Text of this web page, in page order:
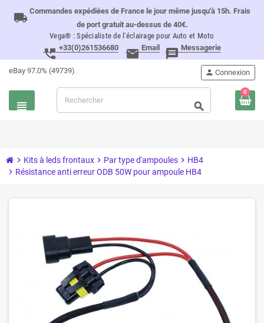
local_shipping Commandes expédiées de France le jour même jusqu'à 15h. Frais
de port gratuit au-dessus de 40€.
Vega® : Spécialiste de l'éclairage pour Auto et Moto
perm_phone_msg +33(0)261536680 email Email message Messagerie
eBay 97.0% (49739)
view_headline
person Connexion
search
0
chevron_right Kits à leds frontaux chevron_right Par type d'ampoules chevron_right HB4
chevron_right Résistance anti erreur ODB 50W pour ampoule HB4